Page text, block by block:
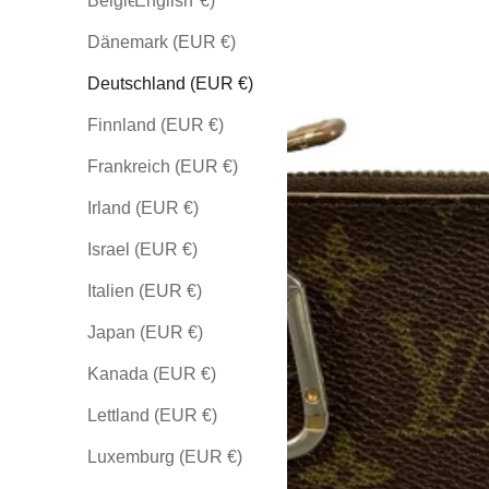
Dänemark (EUR €)
Deutschland (EUR €)
Finnland (EUR €)
Frankreich (EUR €)
Irland (EUR €)
Israel (EUR €)
Italien (EUR €)
Japan (EUR €)
Kanada (EUR €)
Lettland (EUR €)
Luxemburg (EUR €)